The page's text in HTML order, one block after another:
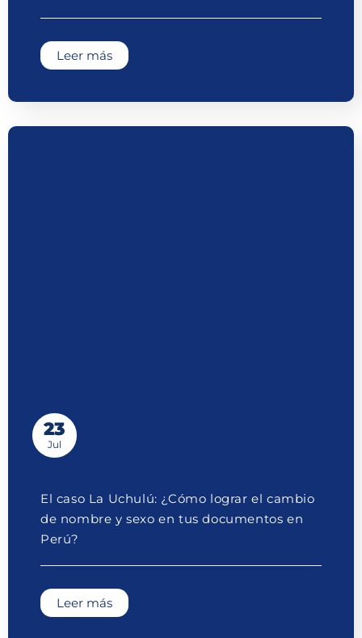
Leer más
23
Jul
El caso La Uchulú: ¿Cómo lograr el cambio
de nombre y sexo en tus documentos en
Perú?
Leer más